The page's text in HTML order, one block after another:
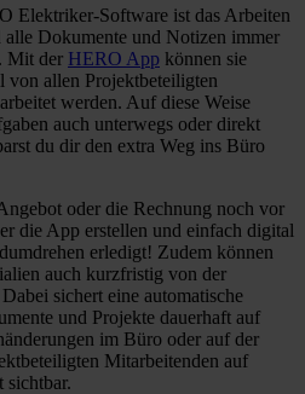
Elektriker-Software ist das Arbeiten
alle Dokumente und Notizen immer
Mit der HERO App können sie
von allen Projektbeteiligten
werden. Auf diese Weise
auch unterwegs oder direkt
du dir den extra Weg ins Büro
oder die Rechnung noch vor
die App erstellen und einfach digital
erledigt! Zudem können
auch kurzfristig von der
sichert eine automatische
und Projekte dauerhaft auf
im Büro oder auf der
Mitarbeitenden auf
sichtbar.